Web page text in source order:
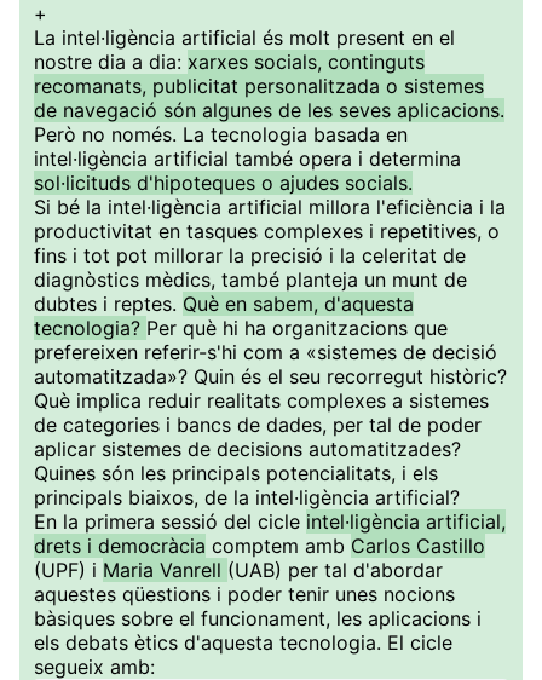
+
La intel·ligència artificial és molt present en el
nostre dia a dia: xarxes socials, continguts
recomanats, publicitat personalitzada o sistemes
de navegació són algunes de les seves aplicacions.
Però no només. La tecnologia basada en
intel·ligència artificial també opera i determina
sol·licituds d'hipoteques o ajudes socials.
Si bé la intel·ligència artificial millora l'eficiència i la
productivitat en tasques complexes i repetitives, o
fins i tot pot millorar la precisió i la celeritat de
diagnòstics mèdics, també planteja un munt de
dubtes i reptes. Què en sabem, d'aquesta
tecnologia? Per què hi ha organitzacions que
prefereixen referir-s'hi com a «sistemes de decisió
automatitzada»? Quin és el seu recorregut històric?
Què implica reduir realitats complexes a sistemes
de categories i bancs de dades, per tal de poder
aplicar sistemes de decisions automatitzades?
Quines són les principals potencialitats, i els
principals biaixos, de la intel·ligència artificial?
En la primera sessió del cicle intel·ligència artificial,
drets i democràcia comptem amb Carlos Castillo
(UPF) i Maria Vanrell (UAB) per tal d'abordar
aquestes qüestions i poder tenir unes nocions
bàsiques sobre el funcionament, les aplicacions i
els debats ètics d'aquesta tecnologia. El cicle
segueix amb: